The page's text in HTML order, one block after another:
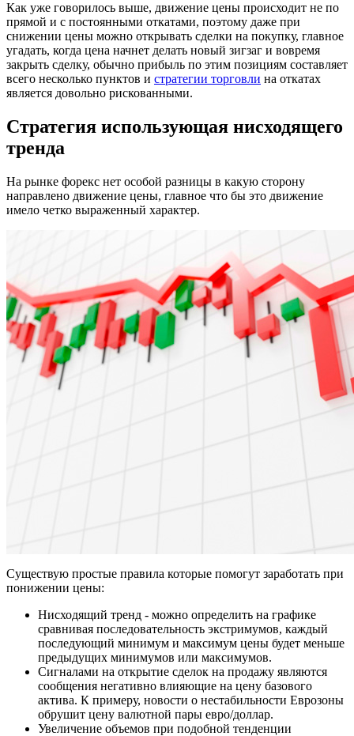
Как уже говорилось выше, движение цены происходит не по
прямой и с постоянными откатами, поэтому даже при
снижении цены можно открывать сделки на покупку, главное
угадать, когда цена начнет делать новый зигзаг и вовремя
закрыть сделку, обычно прибыль по этим позициям составляет
всего несколько пунктов и стратегии торговли на откатах
является довольно рискованными.
Стратегия использующая нисходящего
тренда
На рынке форекс нет особой разницы в какую сторону
направлено движение цены, главное что бы это движение
имело четко выраженный характер.
Существую простые правила которые помогут заработать при
понижении цены:
Нисходящий тренд - можно определить на графике
сравнивая последовательность экстримумов, каждый
последующий минимум и максимум цены будет меньше
предыдущих минимумов или максимумов.
Сигналами на открытие сделок на продажу являются
сообщения негативно влияющие на цену базового
актива. К примеру, новости о нестабильности Еврозоны
обрушит цену валютной пары евро/доллар.
Увеличение объемов при подобной тенденции